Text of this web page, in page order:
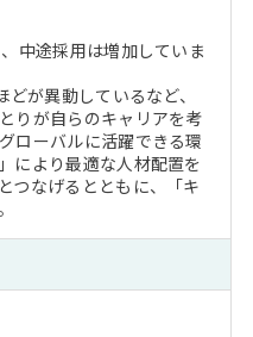
中途採用は増加していま
が異動しているなど、
りが自らのキャリアを考
ローバルに活躍できる環
により最適な人材配置を
つなげるとともに、「キ